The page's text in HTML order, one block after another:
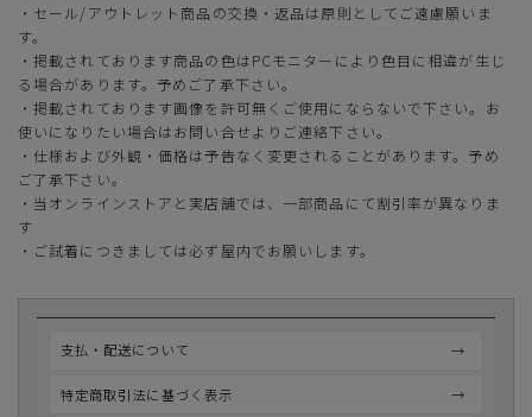
・セール/アウトレット商品の交換・返品は原則としてご遠慮願いま
す。
・掲載されております商品の色はPCモニターにより色目に相違が生じ
る場合があります。予めご了承下さい。
・掲載されております画像を許可無くご使用にならないで下さい。お
使いになりたい場合はお問い合せよりご連絡下さい。
・仕様および外観・価格は予告なく変更されることがあります。予め
ご了承下さい。
・当オンラインストアと実店舗では、一部商品にて割引率が異なりま
す
・ご試着につきましては必ず屋内でお願いします。
支払・配送について
特定商取引法に基づく表示